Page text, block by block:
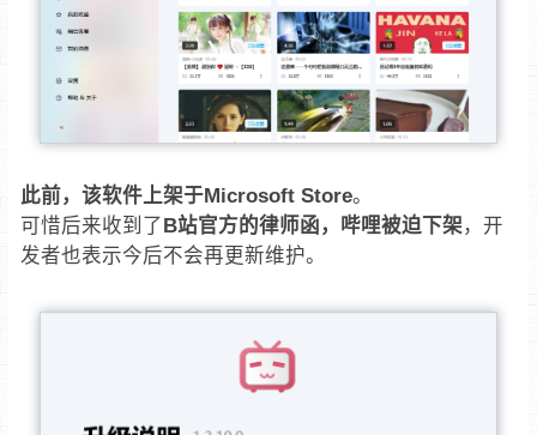
此前，该软件上架于Microsoft Store。
可惜后来收到了B站官方的律师函，哔哩被迫下架 ，开
发者也表示今后不会再更新维护。